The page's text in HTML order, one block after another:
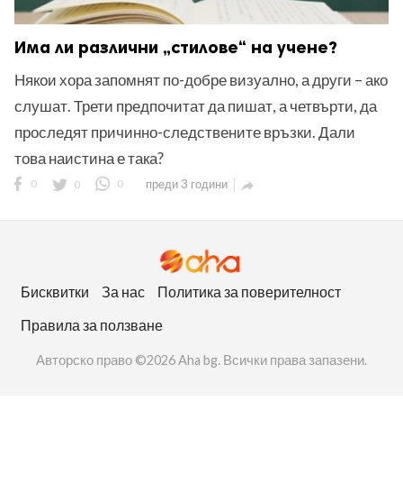
Има ли различни „стилове“ на учене?
Някои хора запомнят по-добре визуално, а други – ако
слушат. Трети предпочитат да пишат, а четвърти, да
проследят причинно-следствените връзки. Дали
това наистина е така?
0 0 0 преди 3 години 
Бисквитки За нас
Политика за поверителност
Правила за ползване
Авторско право ©2026 Aha bg. Всички права запазени.